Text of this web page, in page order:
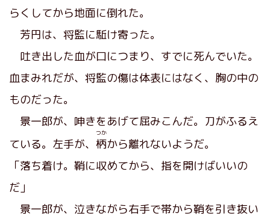
らくしてから地面に倒れた。
芳円は、将監に駈け寄った。
吐き出した血が口につまり、すでに死んでいた。
血まみれだが、将監の傷は体表にはなく、胸の中の
ものだった。
景一郎が、呻きをあげて屈みこんだ。刀がふるえ
ている。左手が、 柄
つか
から離れないようだ。
「落ち着け。鞘に収めてから、指を開けばいいの
だ」
景一郎が、泣きながら右手で帯から鞘を引き抜い